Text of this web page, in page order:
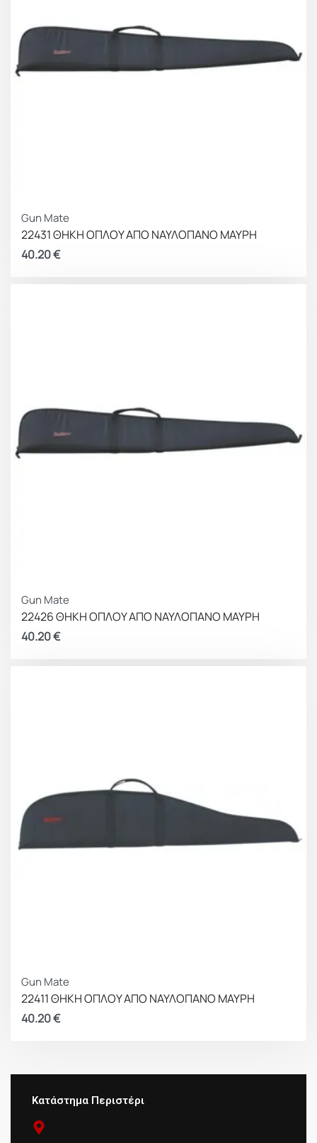
Gun Mate
22431 ΘΗΚΗ ΟΠΛΟΥ ΑΠΟ ΝΑΥΛΟΠΑΝΟ ΜΑΥΡΗ
40.20€
Gun Mate
22426 ΘΗΚΗ ΟΠΛΟΥ ΑΠΟ ΝΑΥΛΟΠΑΝΟ ΜΑΥΡΗ
40.20€
Gun Mate
22411 ΘΗΚΗ ΟΠΛΟΥ ΑΠΟ ΝΑΥΛΟΠΑΝΟ ΜΑΥΡΗ
40.20€
Κατάστημα Περιστέρι